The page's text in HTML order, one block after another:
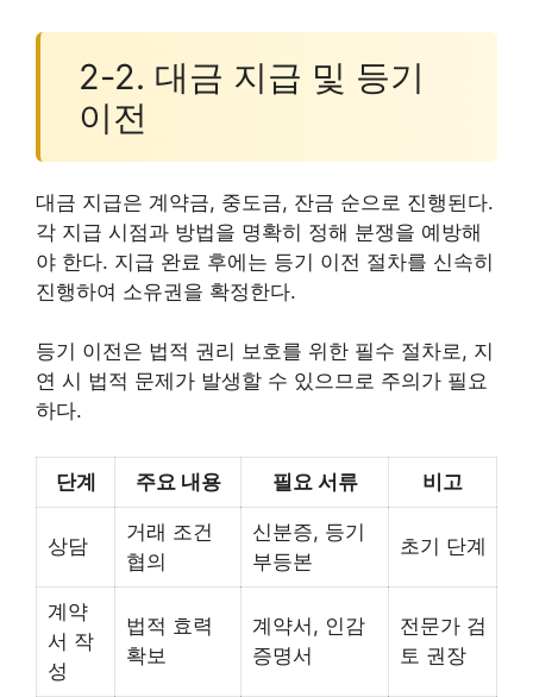
2-2. 대금 지급 및 등기
이전
대금 지급은 계약금, 중도금, 잔금 순으로 진행된다.
각 지급 시점과 방법을 명확히 정해 분쟁을 예방해
야 한다. 지급 완료 후에는 등기 이전 절차를 신속히
진행하여 소유권을 확정한다.
등기 이전은 법적 권리 보호를 위한 필수 절차로, 지
연 시 법적 문제가 발생할 수 있으므로 주의가 필요
하다.
단계 주요 내용 필요 서류 비고
상담
거래 조건
협의
신분증, 등기
부등본
초기 단계
계약
서 작
성
법적 효력
확보
계약서, 인감
증명서
전문가 검
토 권장